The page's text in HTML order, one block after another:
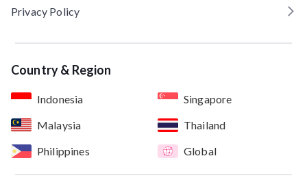
Privacy Policy
Country & Region
Indonesia
Singapore
Malaysia
Thailand
Philippines
Global